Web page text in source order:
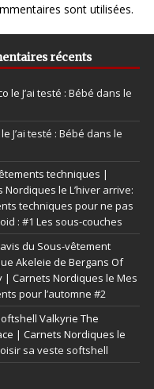
sont utilisées.
récents
le J’ai testé : Bébé dans le
J’ai testé : Bébé dans le
techniques |
Nordiques le L’hiver arrive:
techniques pour ne pas
: #1 Les sous-couches
du Sous-vêtement
Akeleie de Bergans Of
| Carnets Nordiques le Mes
pour l’automne #2
Valkyrie The
| Carnets Nordiques le
sa veste softshell